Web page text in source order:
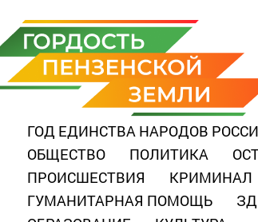
ГОД ЕДИНСТВА НАРОДОВ
ОБЩЕСТВО
ПОЛИТИКА
ПРОИСШЕСТВИЯ
КРИМИНАЛ
ГУМАНИТАРНАЯ ПОМОЩЬ